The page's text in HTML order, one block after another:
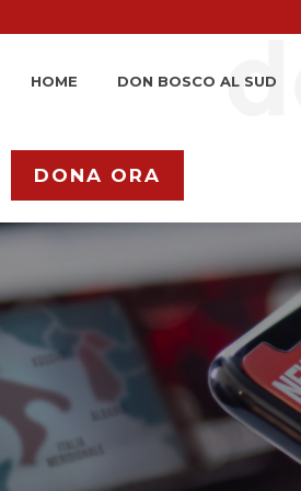
HOME DON BOSCO AL SUD
DONA ORA